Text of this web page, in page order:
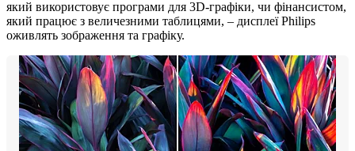
який використовує програми для 3D-графіки, чи фінансистом,
який працює з величезними таблицями, – дисплеї Philips
оживлять зображення та графіку.